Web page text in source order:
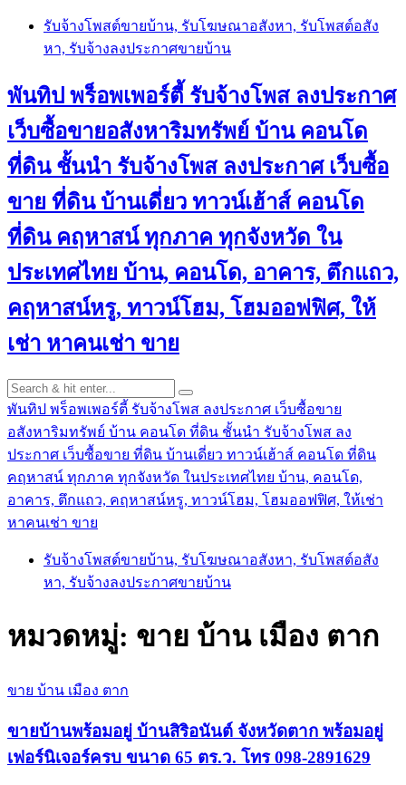
Skip
content
รับจ้างโพสต์ขายบ้าน, รับโฆษณาอสังหา, รับโพสต์อสัง
หา, รับจ้างลงประกาศขายบ้าน
พันทิป พร็อพเพอร์ตี้ รับจ้างโพส ลงประกาศ
เว็บซื้อขายอสังหาริมทรัพย์ บ้าน คอนโด
ที่ดิน ชั้นนำ รับจ้างโพส ลงประกาศ เว็บซื้อ
ขาย ที่ดิน บ้านเดี่ยว ทาวน์เฮ้าส์ คอนโด
ที่ดิน คฤหาสน์ ทุกภาค ทุกจังหวัด ใน
ประเทศไทย บ้าน, คอนโด, อาคาร, ตึกแถว,
คฤหาสน์หรู, ทาวน์โฮม, โฮมออฟฟิศ, ให้
เช่า หาคนเช่า ขาย
พันทิป พร็อพเพอร์ตี้ รับจ้างโพส ลงประกาศ เว็บซื้อขาย
อสังหาริมทรัพย์ บ้าน คอนโด ที่ดิน ชั้นนำ รับจ้างโพส ลง
ประกาศ เว็บซื้อขาย ที่ดิน บ้านเดี่ยว ทาวน์เฮ้าส์ คอนโด ที่ดิน
คฤหาสน์ ทุกภาค ทุกจังหวัด ในประเทศไทย บ้าน, คอนโด,
อาคาร, ตึกแถว, คฤหาสน์หรู, ทาวน์โฮม, โฮมออฟฟิศ, ให้เช่า
หาคนเช่า ขาย
รับจ้างโพสต์ขายบ้าน, รับโฆษณาอสังหา, รับโพสต์อสัง
หา, รับจ้างลงประกาศขายบ้าน
หมวดหมู่: ขาย บ้าน เมือง ตาก
ขาย บ้าน เมือง ตาก
ขายบ้านพร้อมอยู่ บ้านสิริอนันต์ จังหวัดตาก พร้อมอยู่
เฟอร์นิเจอร์ครบ ขนาด 65 ตร.ว. โทร 098-2891629